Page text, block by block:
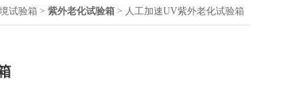
试验箱 > 紫外老化试验箱 > 人工加速UV紫外老化试验箱